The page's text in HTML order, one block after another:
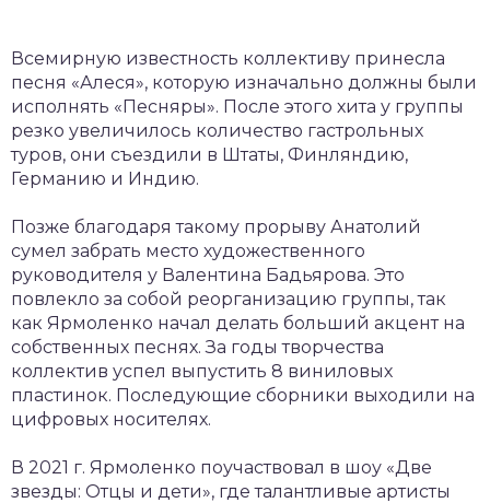
Всемирную известность коллективу принесла
песня «Алеся», которую изначально должны были
исполнять «Песняры». После этого хита у группы
резко увеличилось количество гастрольных
туров, они съездили в Штаты, Финляндию,
Германию и Индию.
Позже благодаря такому прорыву Анатолий
сумел забрать место художественного
руководителя у Валентина Бадьярова. Это
повлекло за собой реорганизацию группы, так
как Ярмоленко начал делать больший акцент на
собственных песнях. За годы творчества
коллектив успел выпустить 8 виниловых
пластинок. Последующие сборники выходили на
цифровых носителях.
В 2021 г. Ярмоленко поучаствовал в шоу «Две
звезды: Отцы и дети», где талантливые артисты